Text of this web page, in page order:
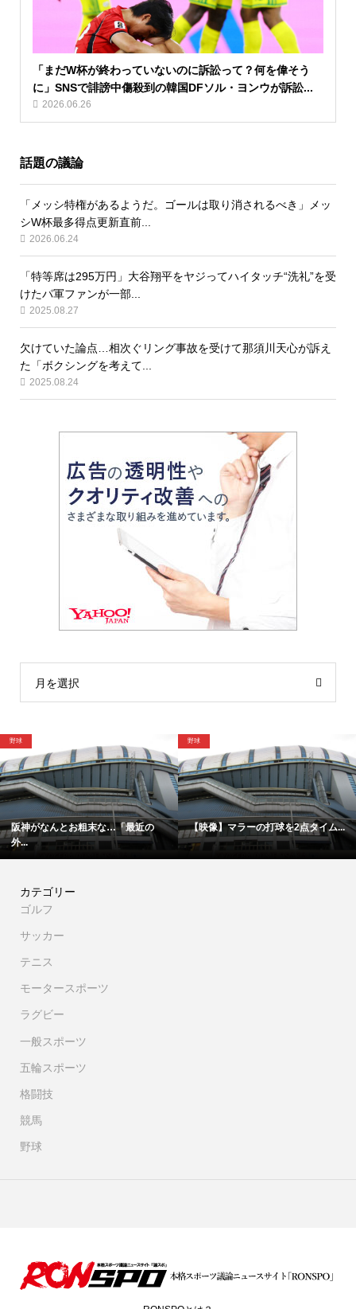
「まだW杯が終わっていないのに訴訟って？何を偉そう
に」SNSで誹謗中傷殺到の韓国DFソル・ヨンウが訴訟...
2026.06.26
話題の議論
「メッシ特権があるようだ。ゴールは取り消されるべき」メッ
シW杯最多得点更新直前...
2026.06.24
「特等席は295万円」大谷翔平をヤジってハイタッチ“洗礼”を受
けたパ軍ファンが一部...
2025.08.27
欠けていた論点…相次ぐリング事故を受けて那須川天心が訴え
た「ボクシングを考えて...
2025.08.24
月を選択
神がなんとお粗末な…「最近の
...
【映像】マラーの打球を2点タイム...
カテゴリー
ゴルフ
サッカー
テニス
モータースポーツ
ラグビー
一般スポーツ
五輪スポーツ
格闘技
競馬
野球